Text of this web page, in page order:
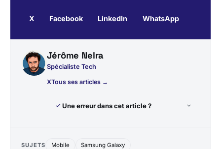
X Facebook LinkedIn WhatsApp
Jérôme Nelra
Spécialiste Tech
XTous ses articles →
Une erreur dans cet article ?
SUJETS Mobile Samsung Galaxy